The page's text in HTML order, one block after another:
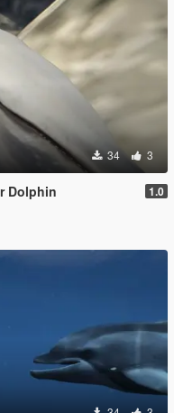
34 3
Dolphin 1.0